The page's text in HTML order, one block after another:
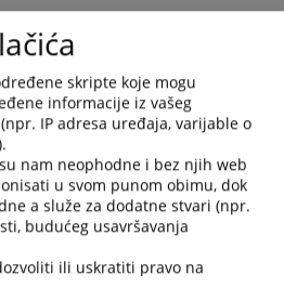
Bosanski jezik
u 2013. godini
skripte koje mogu
informacije iz vašeg
IP adresa uređaja, varijable o
nam neophodne i bez njih web
u svom punom obimu, dok
a služe za dodatne stvari (npr.
budućeg usavršavanja
ili uskratiti pravo na